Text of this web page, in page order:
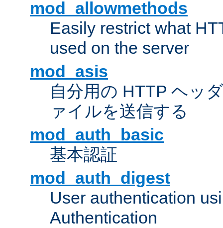
mod_allowmethods
Easily restrict what
used on the server
mod_asis
自分用の HTTP ヘッ
ァイルを送信する
mod_auth_basic
基本認証
mod_auth_digest
User authentication
Authentication